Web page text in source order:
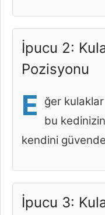
İpucu 2:
Pozisyonu
E
ğer kulaklar
bu kedinizin
kendini
İpucu 3: